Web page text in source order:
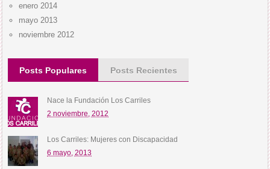
enero 2014
mayo 2013
noviembre 2012
Posts Populares Posts Recientes
Nace la Fundación Los Carriles
2 noviembre, 2012
Los Carriles: Mujeres con Discapacidad
6 mayo, 2013